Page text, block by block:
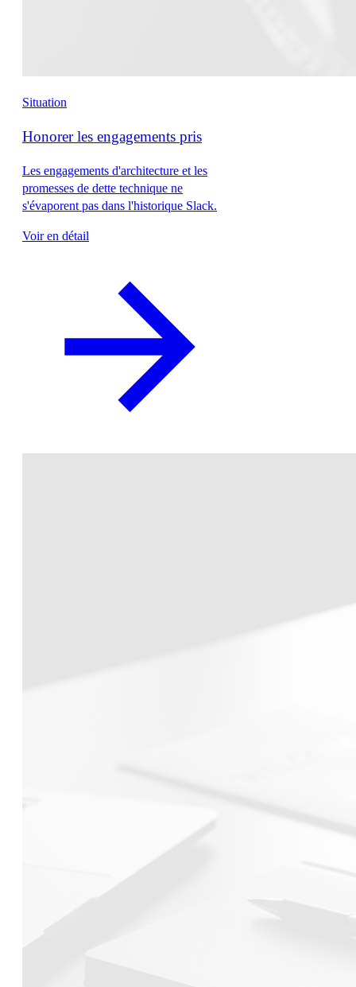
Situation
Honorer les engagements pris
Les engagements d'architecture et les
promesses de dette technique ne
s'évaporent pas dans l'historique Slack.
Voir en détail